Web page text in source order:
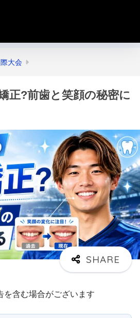
大会
正?前歯と笑顔の秘密に
を含む場合がございます